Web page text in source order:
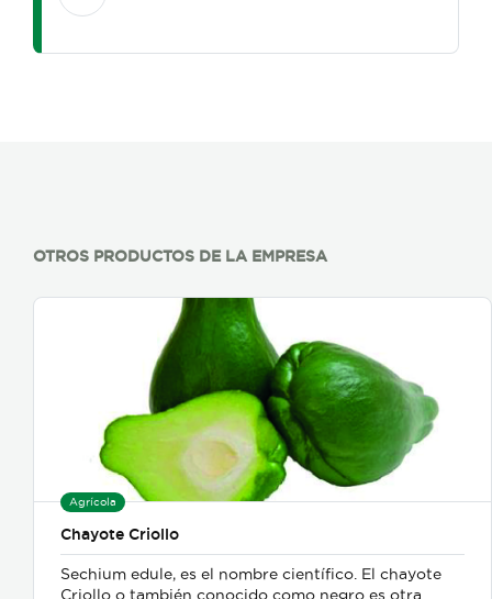
OTROS PRODUCTOS DE LA EMPRESA
Agrícola
Chayote Criollo
Sechium edule, es el nombre científico. El chayote
Criollo o también conocido como negro es otra